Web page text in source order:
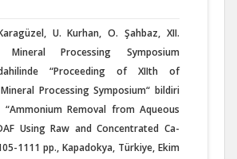
U. Kurhan, O. Şahbaz, XII.
Mineral Processing Symposium
“Proceeding of XIIth of
Processing Symposium“ bildiri
“Ammonium Removal from Aqueous
Using Raw and Concentrated Ca-
1111 pp., Kapadokya, Türkiye, Ekim